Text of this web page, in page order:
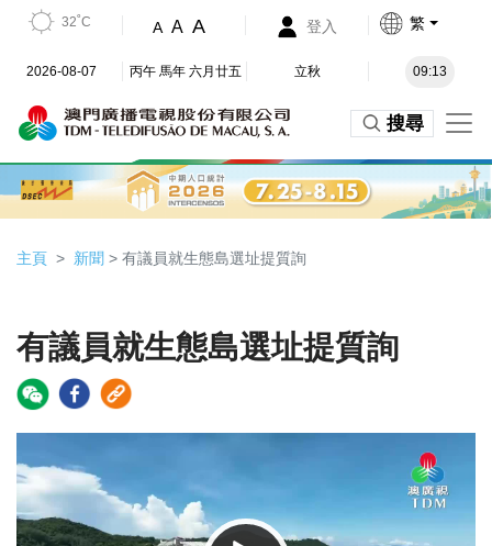
32˚C A A A 登入 繁
2026-08-07 丙午 馬年 六月廿五 立秋 09:13
搜尋
主頁 新聞 > 有議員就生態島選址提質詢
有議員就生態島選址提質詢
Player